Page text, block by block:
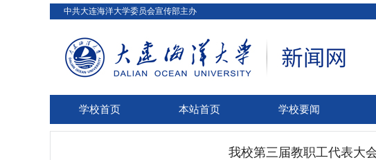
中共大连海洋大学委员会宣传部主办
学校首页 本站首页 学校要闻
我校第三届教职工代表大